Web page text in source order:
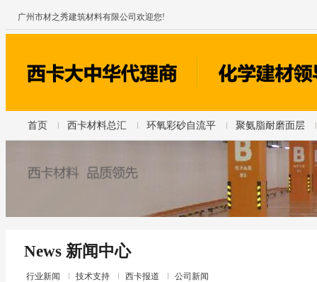
广州市材之秀建筑材料有限公司欢迎您!
首页 西卡材料总汇 环氧彩砂自流平 聚氨脂耐磨面层
News 新闻中心
行业新闻 技术支持 西卡报道 公司新闻